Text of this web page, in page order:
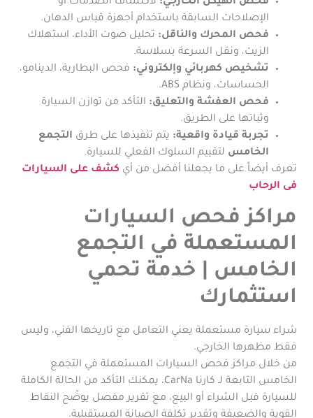
فحص الهيكل الخارجي: لاكتشاف الصدمات أو
الإصلاحات السابقة باستخدام أجهزة قياس الدهان.
فحص المحرك والناقل: تحليل صوت الأداء، استهلاك
الزيت، ونقل السرعة بسلاسة.
تشخيص كهربائي وإلكتروني: فحص البطارية، الدينامو،
الحساسات، ونظام ABS.
فحص العفشة والتعليق: التأكد من توازن السيارة
وثباتها على الطريق.
تجربة قيادة واقعية: يتم تنفيذها على طرق التجمع
الخامس لتقييم السلوك الفعلي للسيارة.
تعرف أيضاً على ما يجعلنا أفضل من أي كشف على السيارات
فى الرحاب
مراكز فحص السيارات
المستعملة في التجمع
الخامس | خدمة تحمي
استثمارك
شراء سيارة مستعملة يعني التعامل مع تاريخها الفني، وليس
فقط مظهرها الخارجي.
من خلال مراكز فحص السيارات المستعملة في التجمع
الخامس التابعة لـ كارنا CarNa، يمكنك التأكد من الحالة الكاملة
للسيارة قبل الشراء أو البيع، مع تقرير مفصل يوضّح النقاط
القوية والضعيفة وتقدير تكلفة الصيانة المستقبلية.